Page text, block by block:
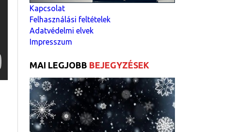
Kapcsolat
Felhasználási feltételek
Adatvédelmi elvek
Impresszum
MAI LEGJOBB BEJEGYZÉSEK